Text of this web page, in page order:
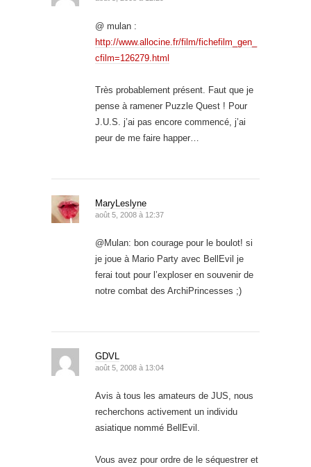
@ mulan :
http://www.allocine.fr/film/fichefilm_gen_
cfilm=126279.html
Très probablement présent. Faut que je
pense à ramener Puzzle Quest ! Pour
J.U.S. j’ai pas encore commencé, j’ai
peur de me faire happer…
MaryLeslyne
août 5, 2008 à 12:37
@Mulan: bon courage pour le boulot! si
je joue à Mario Party avec BellEvil je
ferai tout pour l’exploser en souvenir de
notre combat des ArchiPrincesses ;)
GDVL
août 5, 2008 à 13:04
Avis à tous les amateurs de JUS, nous
recherchons activement un individu
asiatique nommé BellEvil.
Vous avez pour ordre de le séquestrer et